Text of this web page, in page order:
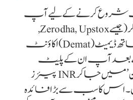
شروع کرنے کے لیے آپ
کو کسی مشہور بھارتی بروکر (جیسے Zerodha, Upstox,
یا Angel One) کے ساتھ ڈیمیٹ (Demat) اکاؤنٹ
بعد آپ ان کے پلیٹ
فارم پر ‘کرنسی سیکشن’ میں جا کر INR پیئرز
اس کا سب سے بڑا فائدہ